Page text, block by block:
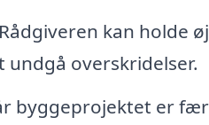
Rådgiveren kan holde
overskridelser.
byggeprojektet er